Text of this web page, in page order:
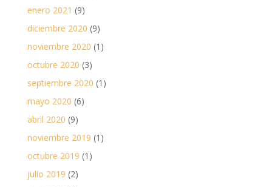
enero 2021 (9)
diciembre 2020 (9)
noviembre 2020 (1)
octubre 2020 (3)
septiembre 2020 (1)
mayo 2020 (6)
abril 2020 (9)
noviembre 2019 (1)
octubre 2019 (1)
julio 2019 (2)